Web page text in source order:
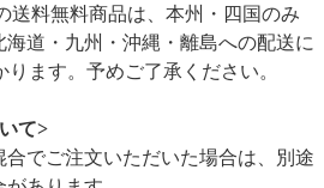
送料無料商品は、本州・四国のみ
道・九州・沖縄・離島への配送に
ます。予めご了承ください。
て>
でご注文いただいた場合は、別途